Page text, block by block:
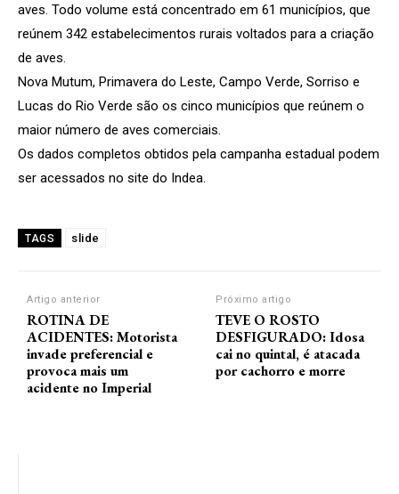
aves. Todo volume está concentrado em 61 municípios, que
reúnem 342 estabelecimentos rurais voltados para a criação
de aves.
Nova Mutum, Primavera do Leste, Campo Verde, Sorriso e
Lucas do Rio Verde são os cinco municípios que reúnem o
maior número de aves comerciais.
Os dados completos obtidos pela campanha estadual podem
ser acessados no site do Indea.
TAGS slide
Artigo anterior
ROTINA DE
ACIDENTES: Motorista
invade preferencial e
provoca mais um
acidente no Imperial
Próximo artigo
TEVE O ROSTO
DESFIGURADO: Idosa
cai no quintal, é atacada
por cachorro e morre